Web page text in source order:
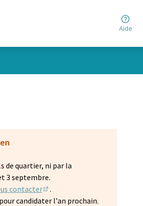
Aide
de quartier, ni par la
3 septembre.
contacter
(S'ouvre dans un nouvel onglet)
.
candidater l'an prochain.